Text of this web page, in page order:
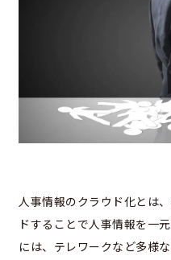
人事情報のクラウド化とは
ドすることで人事情報を一
には、テレワークなど多様